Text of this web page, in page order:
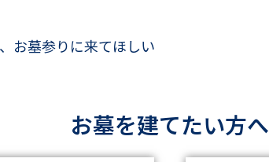
お墓参りに来てほしい
お墓を建てたい方へ